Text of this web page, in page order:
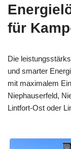
für
Die
und smarter
mit maximalem
Niephauserfeld,
Lintfort-Ost oder